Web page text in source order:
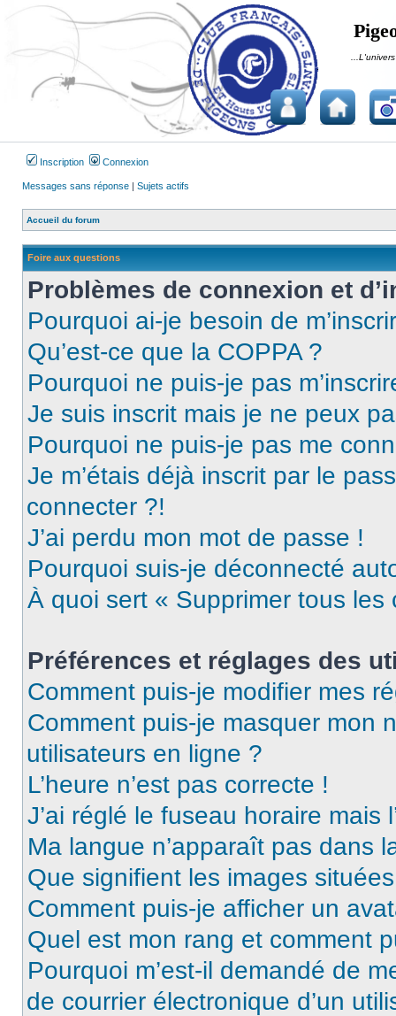
Inscription Connexion
Messages sans réponse | Sujets actifs
Accueil du forum
Foire aux questions
Problèmes de connexion et
Pourquoi ai-je besoin de
Qu’est-ce que la COPPA ?
Pourquoi ne puis-je pas
Je suis inscrit mais je ne peux
Pourquoi ne puis-je pas me
Je m’étais déjà inscrit par le
connecter ?!
J’ai perdu mon mot de passe !
Pourquoi suis-je déconnecté
À quoi sert « Supprimer tous les
Préférences et réglages des
Comment puis-je modifier mes
Comment puis-je masquer mon
utilisateurs en ligne ?
L’heure n’est pas correcte !
J’ai réglé le fuseau horaire mais
Ma langue n’apparaît pas dans
Que signifient les images
Comment puis-je afficher un
Quel est mon rang et comment
Pourquoi m’est-il demandé de
de courrier électronique d’un